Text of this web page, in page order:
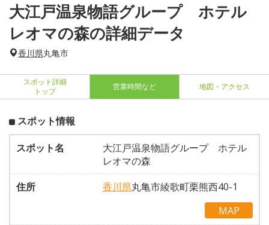
大江戸温泉物語グループ ホテル
レオマの森の詳細データ
香川県丸亀市
スポット詳細
トップ
営業時間など 地図・アクセス
スポット情報
スポット名
大江戸温泉物語グループ ホテル
レオマの森
住所
香川県丸亀市綾歌町栗熊西40-1
MAP